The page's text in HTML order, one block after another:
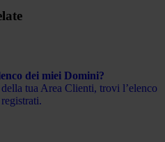
dei miei Domini?
tua Area Clienti, trovi l’elenco